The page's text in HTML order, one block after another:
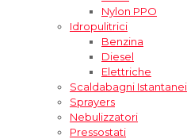
Nylon PPO
Idropulitrici
Benzina
Diesel
Elettriche
Scaldabagni Istantanei
Sprayers
Nebulizzatori
Pressostati